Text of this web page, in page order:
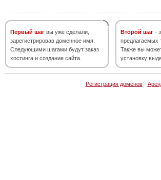
Первый шаг вы уже сделали,
зарегистрировав доменное имя.
Следующими шагами будут заказ
хостинга и создание сайта.
Второй шаг -
предлагаемых
Также вы
установку
Регистрация доменов·